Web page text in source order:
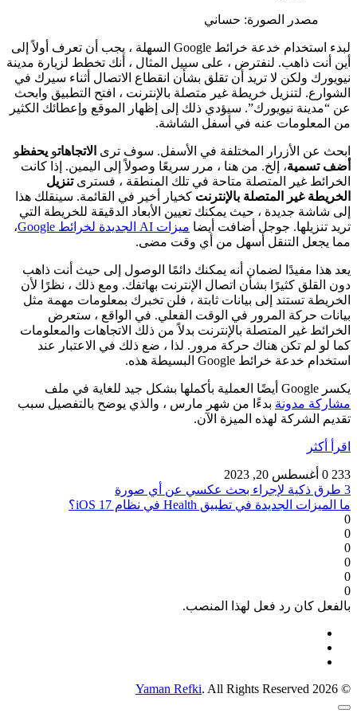
مصدر الصورة: حساني
لبدء استخدام خدعة خرائط Google السهلة ، يجب أن تعرف أولاً إلى
أين أنت ذاهب. لنفترض ، على سبيل المثال ، أنك تخطط لزيارة مدينة
نيويورك ولكن لا تريد أن تقلق بشأن انقطاع الاتصال أثناء سيرك في
الشوارع. لتنزيل خريطة غير متصلة بالإنترنت ، افتح التطبيق وابحث
عن “مدينة نيويورك”. سيؤدي ذلك إلى إظهار الموقع وإعطائك الكثير
من المعلومات عنه في أسفل الشاشة.
ابحث عن الأزرار المختلفة في الأسفل. سوف ترى الاتجاهاتو يحفظو
أضف تسمية، إلخ. من هنا ، مرر سريعًا وصولاً إلى اليمين. إذا كانت
الخرائط غير المتصلة متاحة في تلك المنطقة ، فسترىتنزيل
الخريطة غير المتصلة بالإنترنت كخيار أخير في القائمة. سينقلك هذا
إلى شاشة جديدة ، حيث يمكنك تعيين الأبعاد الدقيقة للخريطة التي
تريد تنزيلها. جوجل أضافت أيضا ميزات AI الجديدة لخرائط Google
،
مما يجعل التنقل أسهل من أي وقت مضى.
يعد هذا مفيدًا لضمان أنه يمكنك دائمًا الوصول إلى حيث أنت ذاهب
دون القلق كثيرًا بشأن اتصال الإنترنت بهاتفك. ومع ذلك ، نظرًا لأن
الخريطة تستند إلى بيانات ثابتة ، فلن تخبرك بمعلومات مهمة مثل
بيانات حركة المرور في الوقت الفعلي. في الواقع ، ستعرض
الخرائط غير المتصلة بالإنترنت بدلاً من ذلك الاتجاهات والمعلومات
كما لو لم تكن هناك حركة مرور. لذا ، ضع ذلك في الاعتبار عند
استخدام خدعة خرائط Google البسيطة هذه.
يكسر Google أيضًا العملية بأكملها بشكل جيد للغاية في ملف
مشاركة مدونة بدءًا من شهر مارس ، والذي يوضح بالتفصيل سبب
تقديم الشركة لهذه الميزة الآن.
اقرأ أكثر
233
0 أغسطس 20, 2023
3 طرق ذكية لإجراء بحث عكسي عن أي صورة
ما الميزات الجديدة في تطبيق Health في نظام iOS 17؟
0
0
0
0
0
0
بالفعل كان رد فعل لهذا المنصب.
© 2026
Yaman Refki. All Rights Reserved